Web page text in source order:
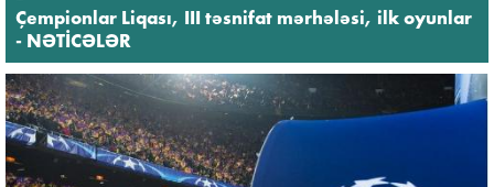
Çempionlar Liqası, III təsnifat mərhələsi, ilk oyunlar
- NƏTİCƏLƏR